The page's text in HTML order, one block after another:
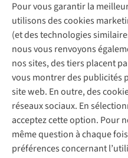
Pour vous garantir la
utilisons des cookies
(et des technologies
nous vous renvoyons
nos sites, des tiers placent
vous montrer des publicités
site web. En outre, des
réseaux sociaux. En
acceptez cette option. Pour
même question à chaque
préférences concernant
Garantie
Contactez-nous
Nos magasins
À propos d’A.S.Adventure
Déclaration d'accessibilité
Entretien de ski
Service de lavage
Entretien de chaussures
Réparation de chaussures
Réparation de vêtements
Retouches
Pour les entreprises
A.S.Magazine
Explore Camp
Gear Check
Expertise & conseils
Abonnez-vous à la